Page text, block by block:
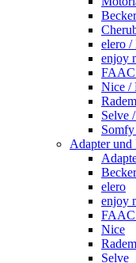
elero /
enjoy
FAAC
Nice /
Selve
Adapter und
Becker
elero
enjoy
FAAC
Nice
Selve